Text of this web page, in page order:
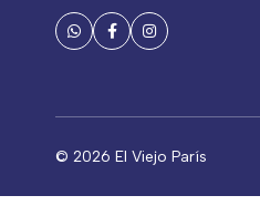
© 2026 El Viejo París